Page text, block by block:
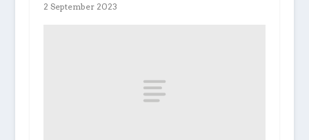
2 September 2023